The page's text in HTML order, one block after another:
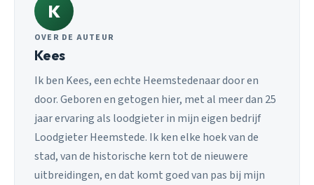
K
OVER DE AUTEUR
Kees
Ik ben Kees, een echte Heemstedenaar door en
door. Geboren en getogen hier, met al meer dan 25
jaar ervaring als loodgieter in mijn eigen bedrijf
Loodgieter Heemstede. Ik ken elke hoek van de
stad, van de historische kern tot de nieuwere
uitbreidingen, en dat komt goed van pas bij mijn